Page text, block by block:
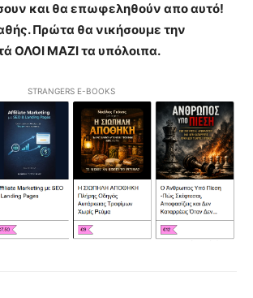
και θα επωφεληθούν απο αυτό!
Πρώτα θα νικήσουμε την
ΟΛΟΙ ΜΑΖΙ τα υπόλοιπα.
STRANGERS E-BOOKS